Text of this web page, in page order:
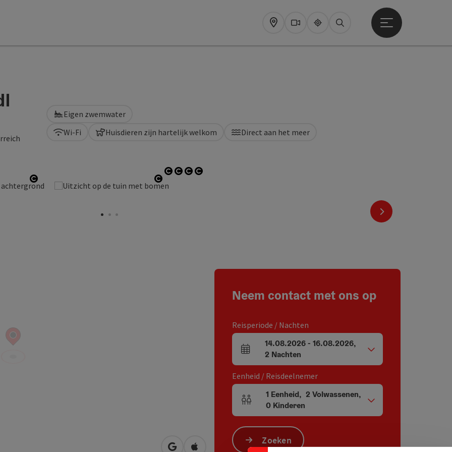
Map WebcamsUpperguide
Zoeken
Startmenu openen
Start Copyright Start Copyright
Start Copyright
nächstes Element
Wi-Fi Huisdieren zijn hartelijk welkom Direct aan het meer
Eigen zwemwater
Neem contact met ons op
Reisperiode / Nachten
Velden voor aankomst en vertrek
14.08.2026- 16.08.2026,
2 Nachten
Eenheid / Reisdeelnemer
Aantal eenheden en persoonsvelden
1 Eenheid, 2 Volwassenen,
0 Kinderen
Zoeken